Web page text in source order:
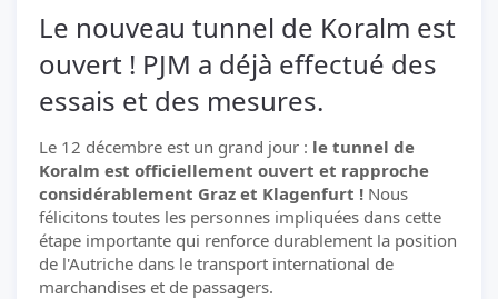
Le nouveau tunnel de Koralm est
ouvert ! PJM a déjà effectué des
essais et des mesures.
Le 12 décembre est un grand jour : le tunnel de
Koralm est officiellement ouvert et rapproche
considérablement Graz et Klagenfurt ! Nous
félicitons toutes les personnes impliquées dans cette
étape importante qui renforce durablement la position
de l'Autriche dans le transport international de
marchandises et de passagers.